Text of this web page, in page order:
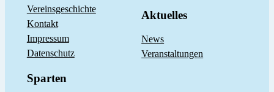
Vereinsgeschichte
Kontakt
Impressum
Datenschutz
Aktuelles
News
Veranstaltungen
Sparten